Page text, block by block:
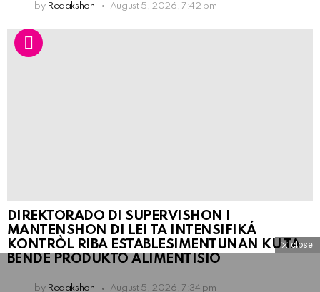
by Redakshon August 5, 2026, 7:42 pm
DIREKTORADO DI SUPERVISHON I
MANTENSHON DI LEI TA INTENSIFIKÁ
KONTRÒL RIBA ESTABLESIMENTUNAN KU TA
BENDE PRODUKTO ALIMENTISIO
by Redakshon August 5, 2026, 7:34 pm
close